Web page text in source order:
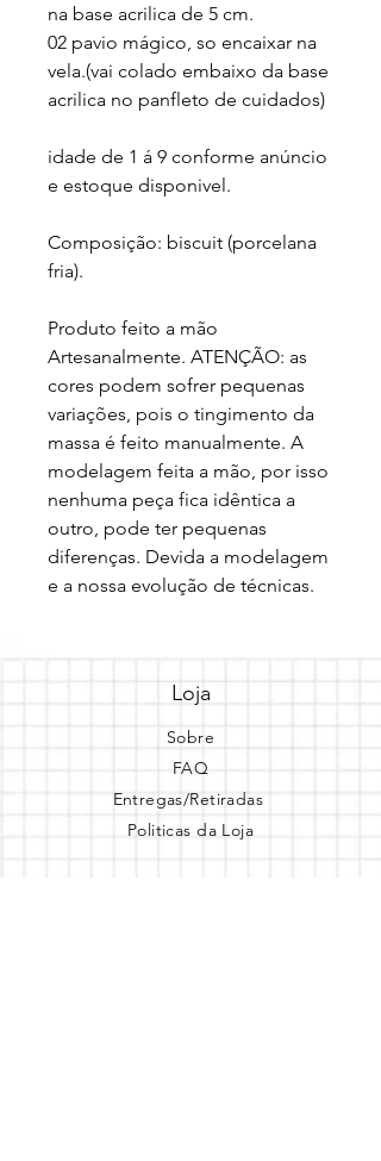
na base acrilica de 5 cm.
02 pavio mágico, so encaixar na
vela.(vai colado embaixo da base
acrilica no panfleto de cuidados)
idade de 1 á 9 conforme anúncio
e estoque disponivel.
Composição: biscuit (porcelana
fria).
Produto feito a mão
Artesanalmente. ATENÇÃO: as
cores podem sofrer pequenas
variações, pois o tingimento da
massa é feito manualmente. A
modelagem feita a mão, por isso
nenhuma peça fica idêntica a
outro, pode ter pequenas
diferenças. Devida a modelagem
e a nossa evolução de técnicas.
Loja
Sobre
FAQ
Entregas/Retiradas
Politicas da Loja